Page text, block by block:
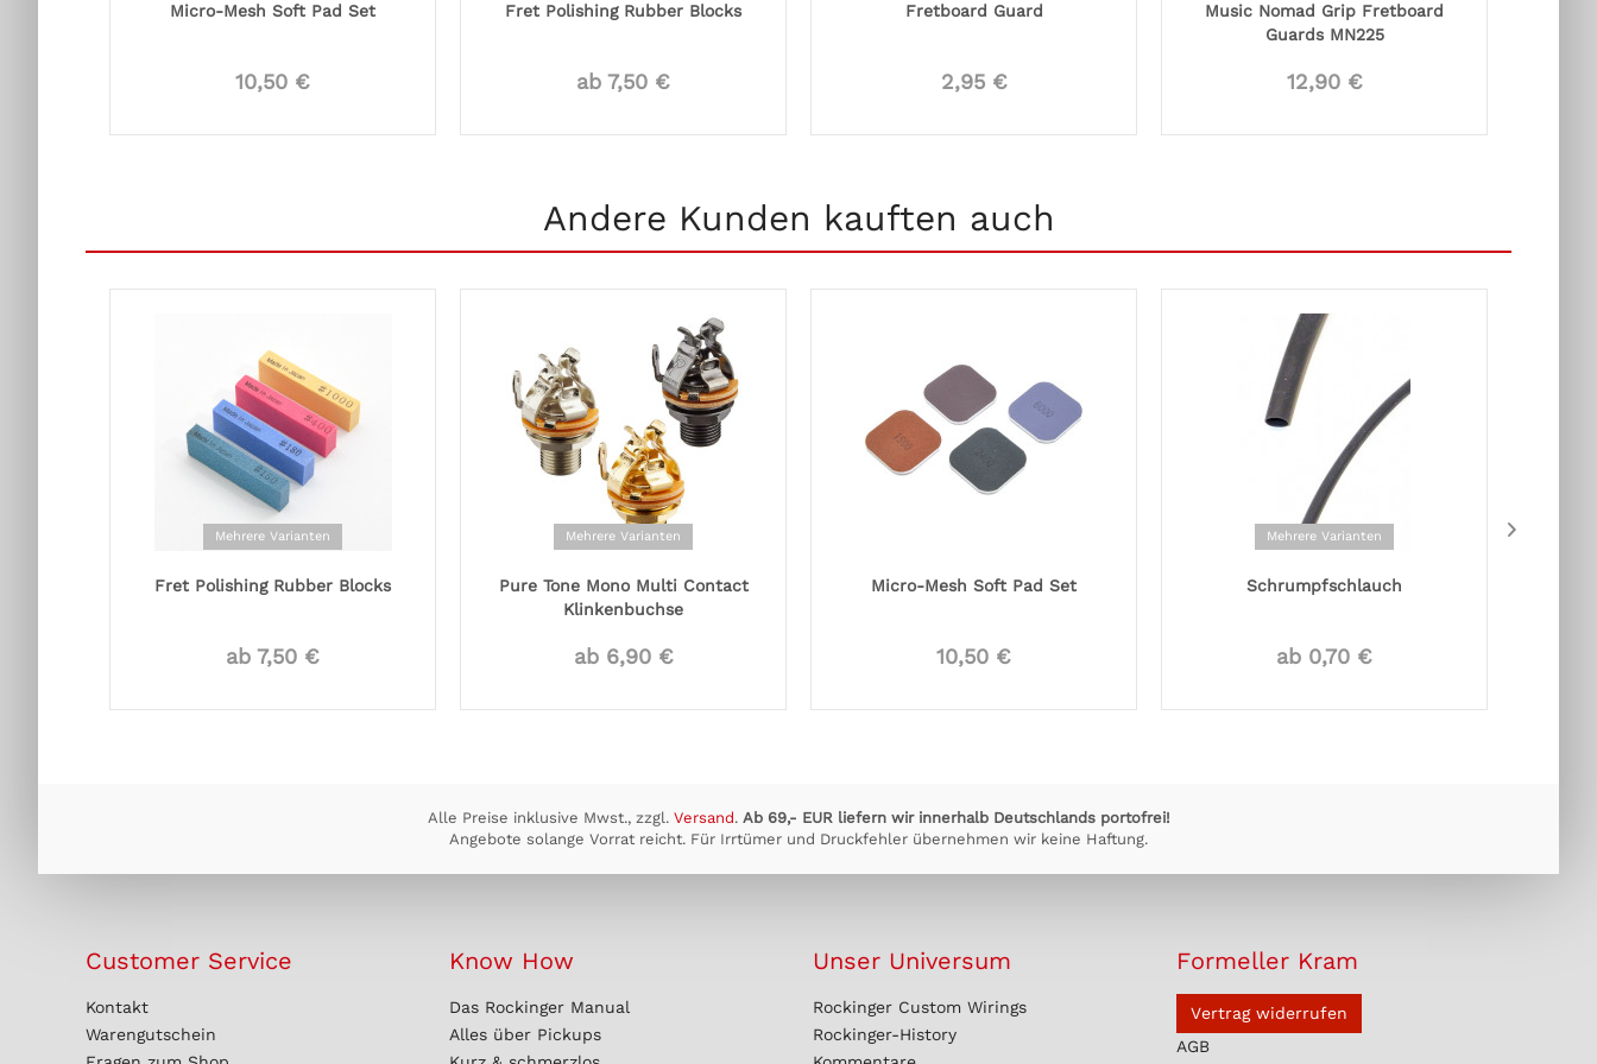
Micro-Mesh Soft Pad Set
10,50 €
Fret Polishing Rubber Blocks
ab 7,50 €
Fretboard Guard
2,95 €
Music Nomad Grip Fretboard
Guards MN225
12,90 €
Andere Kunden kauften auch
Mehrere Varianten
Fret Polishing Rubber Blocks
ab 7,50 €
Mehrere Varianten
Pure Tone Mono Multi Contact
Klinkenbuchse
ab 6,90 €
Micro-Mesh Soft Pad Set
10,50 €
Mehrere Varianten
Schrumpfschlauch
ab 0,70 €
Alle Preise inklusive Mwst., zzgl. Versand. Ab 69,- EUR liefern wir innerhalb Deutschlands portofrei!
Angebote solange Vorrat reicht. Für Irrtümer und Druckfehler übernehmen wir keine Haftung.
Customer Service
Kontakt
Warengutschein
Know How
Das Rockinger Manual
Alles über Pickups
Unser Universum
Rockinger Custom Wirings
Rockinger-History
Formeller Kram
Vertrag widerrufen
AGB